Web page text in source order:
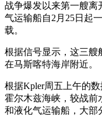
战争爆发以来第一艘离
气运输船自2月25日起
载。
根据信号显示，这三艘
在马斯喀特海岸附近。
根据Kpler周五上午的
霍尔木兹海峡，较战前
和液化气运输船，大部